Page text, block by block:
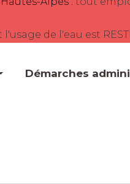
l'usage de l'eau est
Démarches